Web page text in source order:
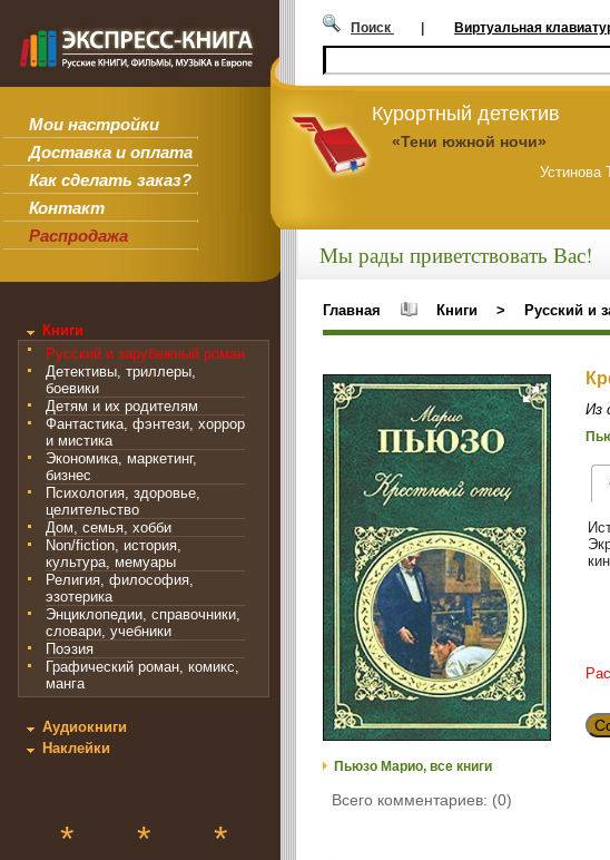
Мои настройки
Доставка и оплата
Как сделать заказ?
Контакт
Распродажа
Поиск | Виртуальная
Курортный детектив
«Тени южной ночи»
Устинова
Книги
Русский и зарубежный роман
Детективы, триллеры,
боевики
Детям и их родителям
Фантастика, фэнтези, хоррор
и мистика
Экономика, маркетинг,
бизнес
Психология, здоровье,
целительство
Дом, семья, хобби
Non/fiction, история,
культура, мемуары
Религия, философия,
эзотерика
Энциклопедии, справочники,
словари, учебники
Поэзия
Графический роман, комикс,
манга
Аудиокниги
Наклейки
* * *
Мы рады приветствовать Вас!
Главная Книги > Русский и
Пьюзо Марио, все книги
Всего комментариев: (0)
Из